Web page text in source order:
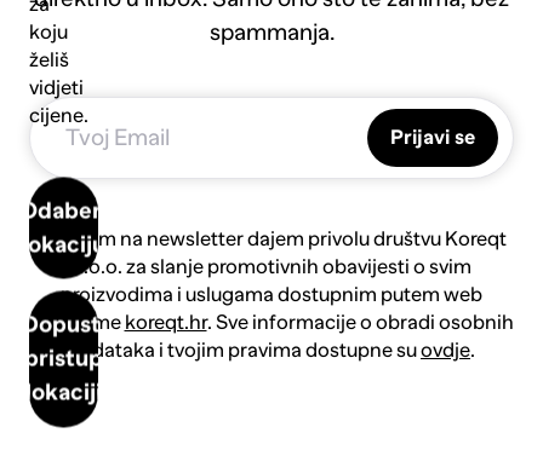
za
koju
želiš
vidjeti
cijene.
Odaberi
lokaciju
Dopusti
pristup
lokaciji
spammanja.
Prijavi se
Prijavom na newsletter dajem privolu društvu Koreqt
d.o.o. za slanje promotivnih obavijesti o svim
proizvodima i uslugama dostupnim putem web
platforme koreqt.hr. Sve informacije o obradi osobnih
podataka i tvojim pravima dostupne suovdje.